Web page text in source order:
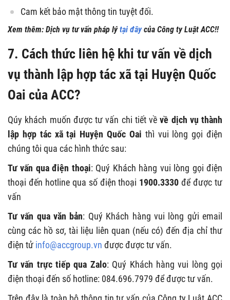
Cam kết bảo mật thông tin tuyệt đối.
Xem thêm: Dịch vụ tư vấn pháp lýtại đâycủa Công ty Luật ACC!!
7. Cách thức liên hệ khi tư vấn về dịch
vụ thành lập hợp tác xã tại Huyện Quốc
Oai của ACC?
Qúy khách muốn được tư vấn chi tiết vềvề dịch vụ thành
lập hợp tác xã tại Huyện Quốc Oai thì vui lòng gọi điện
chúng tôi qua các hình thức sau:
Tư vấn qua điện thoại: Quý Khách hàng vui lòng gọi điện
thoại đến hotline qua số điện thoại 1900.3330 để được tư
vấn
Tư vấn qua văn bản: Quý Khách hàng vui lòng gửi email
cùng các hồ sơ, tài liệu liên quan (nếu có) đến địa chỉ thư
điện tử info@accgroup.vn được được tư vấn.
Tư vấn trực tiếp qua Zalo: Quý Khách hàng vui lòng gọi
điện thoại đến số hotline: 084.696.7979 để được tư vấn.